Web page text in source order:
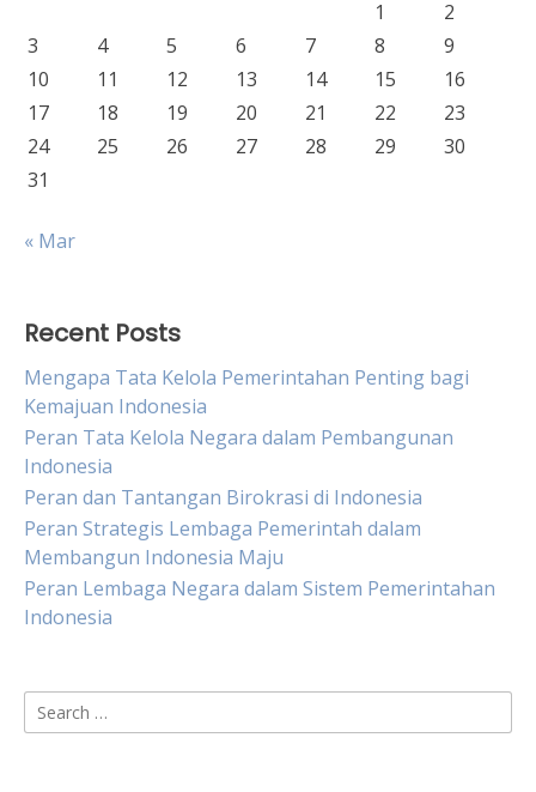
1
2
3
4 5 6 7 8
9
10
11 12 13 14 15
16
17
18 19 20 21 22
23
24
25 26 27 28 29
30
31
« Mar
Recent Posts
Mengapa Tata Kelola Pemerintahan Penting bagi
Kemajuan Indonesia
Peran Tata Kelola Negara dalam Pembangunan
Indonesia
Peran dan Tantangan Birokrasi di Indonesia
Peran Strategis Lembaga Pemerintah dalam
Membangun Indonesia Maju
Peran Lembaga Negara dalam Sistem Pemerintahan
Indonesia
Search
for: